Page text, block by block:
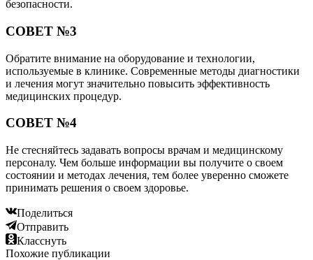
безопасности.
СОВЕТ №3
Обратите внимание на оборудование и технологии,
используемые в клинике. Современные методы диагностики
и лечения могут значительно повысить эффективность
медицинских процедур.
СОВЕТ №4
Не стесняйтесь задавать вопросы врачам и медицинскому
персоналу. Чем больше информации вы получите о своем
состоянии и методах лечения, тем более уверенно сможете
принимать решения о своем здоровье.
Поделиться
Отправить
Класснуть
Похожие публикации